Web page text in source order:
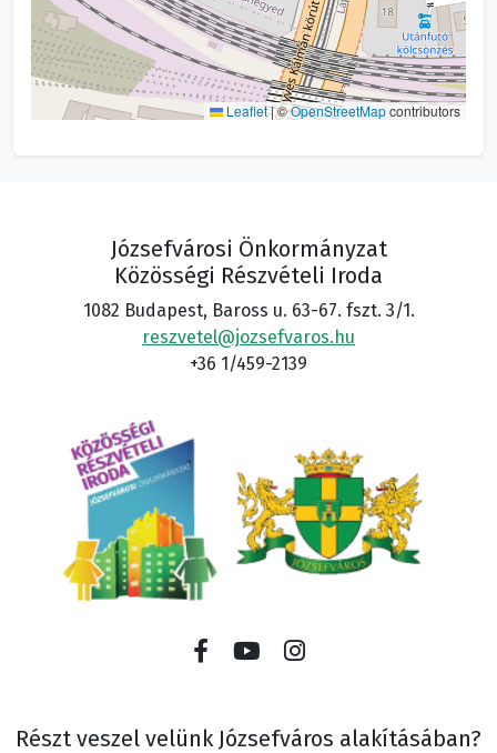
Leaflet|©OpenStreetMapcontributors
Józsefvárosi Önkormányzat
Közösségi Részvételi Iroda
1082 Budapest, Baross u. 63-67. fszt. 3/1.
reszvetel@jozsefvaros.hu
+36 1/459-2139
Részt veszel velünk Józsefváros alakításában?